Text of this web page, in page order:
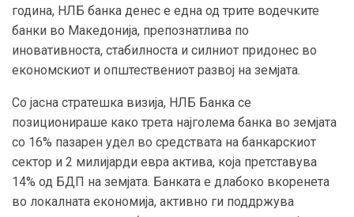
година, НЛБ банка денес е една од трите водечките
банки во Македонија, препознатлива по
иновативноста, стабилноста и силниот придонес во
економскиот и општествениот развој на земјата.
Со јасна стратешка визија, НЛБ Банка се
позиционираше како трета најголема банка во земјата
со 16% пазарен удел во средствата на банкарскиот
сектор и 2 милијарди евра актива, која претставува
14% од БДП на земјата. Банката е длабоко вкоренета
во локалната економија, активно ги поддржува